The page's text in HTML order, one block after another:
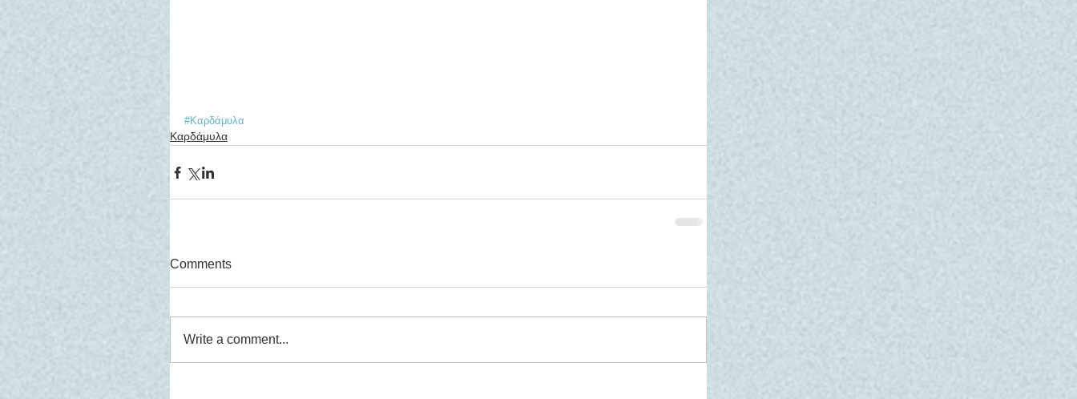
#Καρδάμυλα
Καρδάμυλα
Comments
Write a comment...